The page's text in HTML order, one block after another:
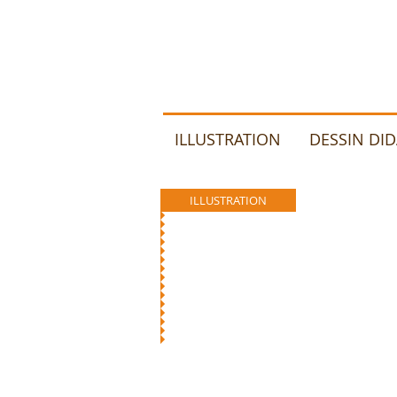
ILLUSTRATION DESSIN
ILLUSTRATION